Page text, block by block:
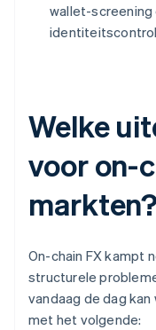
wallet-
Welke
voor on-
markten?
On-chain FX kampt
structurele
vandaag de dag
met het volgende: